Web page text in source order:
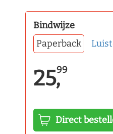
Bindwijze
Paperback
25,99
Direct